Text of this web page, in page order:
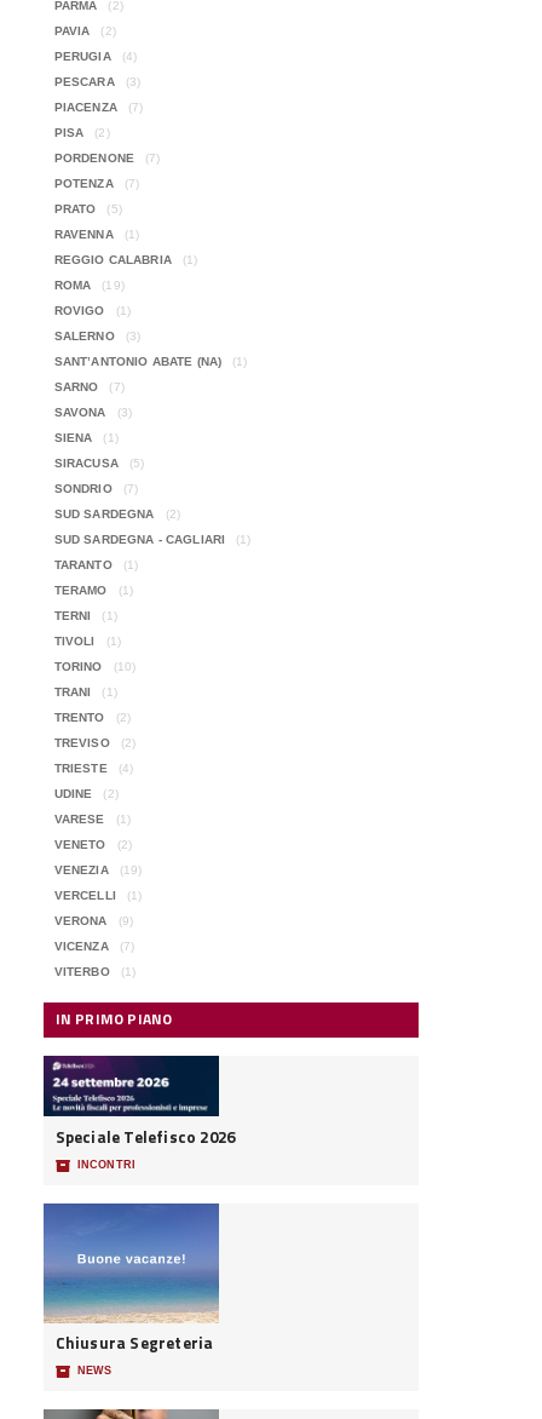
PARMA
(2)
PAVIA
(2)
PERUGIA
(4)
PESCARA
(3)
PIACENZA
(7)
PISA
(2)
PORDENONE
(7)
POTENZA
(7)
PRATO
(5)
RAVENNA
(1)
REGGIO CALABRIA
(1)
ROMA
(19)
ROVIGO
(1)
SALERNO
(3)
SANT’ANTONIO ABATE (NA)
(1)
SARNO
(7)
SAVONA
(3)
SIENA
(1)
SIRACUSA
(5)
SONDRIO
(7)
SUD SARDEGNA
(2)
SUD SARDEGNA - CAGLIARI
(1)
TARANTO
(1)
TERAMO
(1)
TERNI
(1)
TIVOLI
(1)
TORINO
(10)
TRANI
(1)
TRENTO
(2)
TREVISO
(2)
TRIESTE
(4)
UDINE
(2)
VARESE
(1)
VENETO
(2)
VENEZIA
(19)
VERCELLI
(1)
VERONA
(9)
VICENZA
(7)
VITERBO
(1)
IN PRIMO PIANO
Speciale Telefisco 2026
📦 INCONTRI
Chiusura Segreteria
📦 NEWS